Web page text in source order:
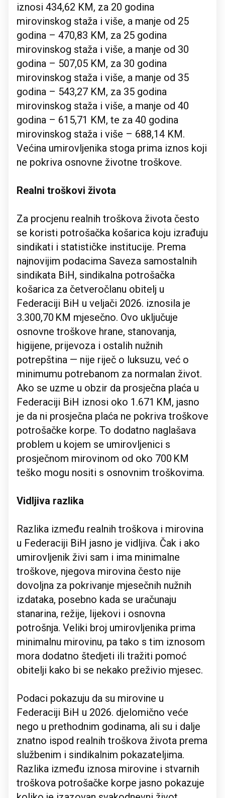
iznosi 434,62 KM, za 20 godina
mirovinskog staža i više, a manje od 25
godina – 470,83 KM, za 25 godina
mirovinskog staža i više, a manje od 30
godina – 507,05 KM, za 30 godina
mirovinskog staža i više, a manje od 35
godina – 543,27 KM, za 35 godina
mirovinskog staža i više, a manje od 40
godina – 615,71 KM, te za 40 godina
mirovinskog staža i više – 688,14 KM.
Većina umirovljenika stoga prima iznos koji
ne pokriva osnovne životne troškove.
Realni troškovi života
Za procjenu realnih troškova života često
se koristi potrošačka košarica koju izrađuju
sindikati i statističke institucije. Prema
najnovijim podacima Saveza samostalnih
sindikata BiH, sindikalna potrošačka
košarica za četveročlanu obitelj u
Federaciji BiH u veljači 2026. iznosila je
3.300,70 KM mjesečno. Ovo uključuje
osnovne troškove hrane, stanovanja,
higijene, prijevoza i ostalih nužnih
potrepština — nije riječ o luksuzu, već o
minimumu potrebanom za normalan život.
Ako se uzme u obzir da prosječna plaća u
Federaciji BiH iznosi oko 1.671 KM, jasno
je da ni prosječna plaća ne pokriva troškove
potrošačke korpe. To dodatno naglašava
problem u kojem se umirovljenici s
prosječnom mirovinom od oko 700 KM
teško mogu nositi s osnovnim troškovima.
Vidljiva razlika
Razlika između realnih troškova i mirovina
u Federaciji BiH jasno je vidljiva. Čak i ako
umirovljenik živi sam i ima minimalne
troškove, njegova mirovina često nije
dovoljna za pokrivanje mjesečnih nužnih
izdataka, posebno kada se uračunaju
stanarina, režije, lijekovi i osnovna
potrošnja. Veliki broj umirovljenika prima
minimalnu mirovinu, pa tako s tim iznosom
mora dodatno štedjeti ili tražiti pomoć
obitelji kako bi se nekako preživio mjesec.
Podaci pokazuju da su mirovine u
Federaciji BiH u 2026. djelomično veće
nego u prethodnim godinama, ali su i dalje
znatno ispod realnih troškova života prema
službenim i sindikalnim pokazateljima.
Razlika između iznosa mirovine i stvarnih
troškova potrošačke korpe jasno pokazuje